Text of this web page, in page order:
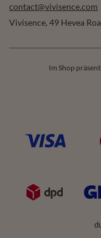
contact@vivisence.com
Vivisence, 49 Hevea
Im Shop